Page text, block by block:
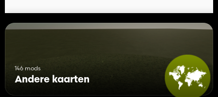
146 mods
Andere kaarten